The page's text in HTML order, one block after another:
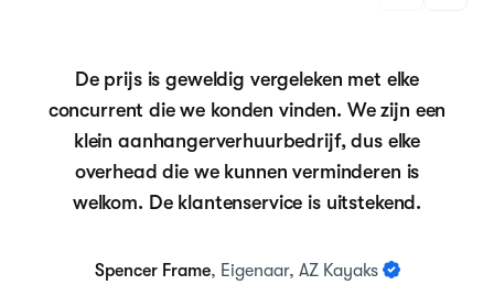
De prijs is geweldig vergeleken met elke
concurrent die we konden vinden. We zijn een
klein aanhangerverhuurbedrijf, dus elke
overhead die we kunnen verminderen is
welkom. De klantenservice is uitstekend.
Spencer Frame, Eigenaar, AZ Kayaks